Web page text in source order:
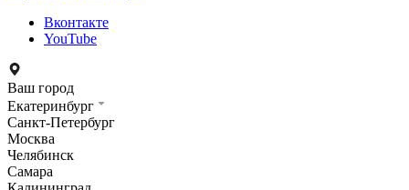
Вконтакте
YouTube
Ваш город
Екатеринбург
Санкт-Петербург
Москва
Челябинск
Самара